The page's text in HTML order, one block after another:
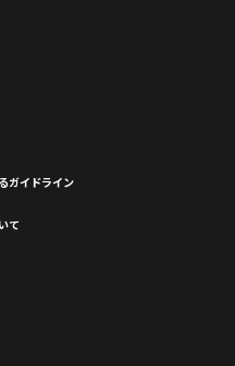
ガイドライン
て